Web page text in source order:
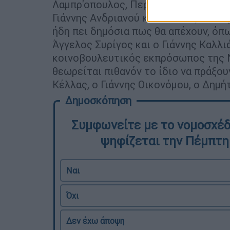
Λαμπρ'οπουλος, Περικλής Μαντά,
Γιάννης Ανδριανού και Κώστας
ήδη πει δημόσια πως θα απέχουν,
Άγγελος Συρίγος και ο Γιάννης
κοινοβουλευτικός εκπρόσωπος
θεωρείται πιθανόν το ίδιο να
Κέλλας, ο Γιάννης Οικονόμου, ο
Συμφωνείτε με το
ψηφίζεται την
Ναι
Όχι
Δεν έχω άποψη